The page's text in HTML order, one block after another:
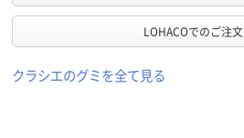
LOHACOでのご注文
クラシエのグミを全て見る